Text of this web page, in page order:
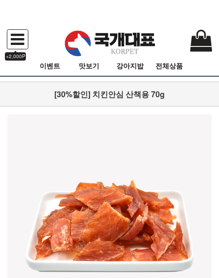
+2,000P
이벤트 맛보기 강아지밥 전체상품
[30%할인] 치킨안심 산책용 70g